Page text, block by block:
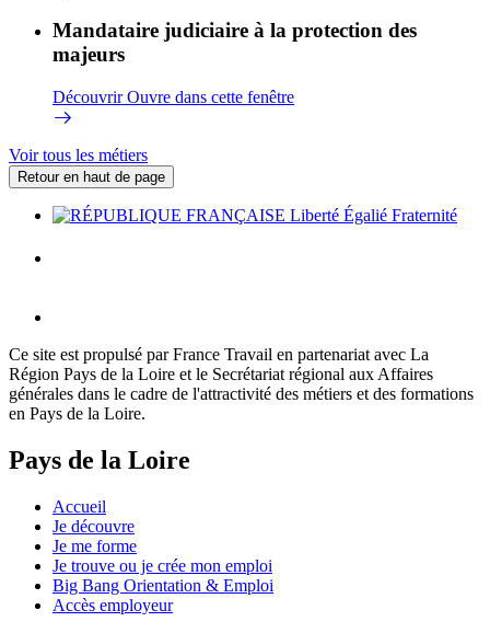
Mandataire judiciaire à la protection des
majeurs
DécouvrirOuvre dans cette fenêtre
Voir tous les métiers
Retour en haut de page
Ce site est propulsé par France Travail en partenariat avec La
Région Pays de la Loire et le Secrétariat régional aux Affaires
générales dans le cadre de l'attractivité des métiers et des formations
en Pays de la Loire.
Pays de la Loire
Accueil
Je découvre
Je me forme
Je trouve ou je crée mon emploi
Big Bang Orientation & Emploi
Accès employeur